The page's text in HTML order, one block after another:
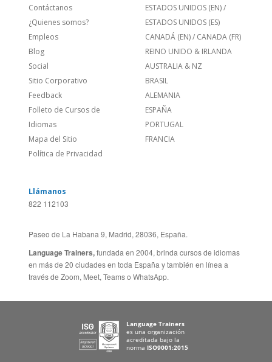
Contáctanos
¿Quienes somos?
Empleos
Blog
Social
Sitio Corporativo
Feedback
Folleto de Cursos de
Idiomas
Mapa del Sitio
Política de Privacidad
ESTADOS UNIDOS (EN)/
ESTADOS UNIDOS (ES)
CANADÁ (EN)/ CANADA (FR)
REINO UNIDO & IRLANDA
AUSTRALIA & NZ
BRASIL
ALEMANIA
ESPAÑA
PORTUGAL
FRANCIA
Llámanos
822 112103
Paseo de La Habana 9, Madrid, 28036, España.
Language Trainers,fundada en 2004, brinda cursos de idiomas
en más de 20 ciudades en toda España y también en línea a
través de Zoom, Meet, Teams o WhatsApp.